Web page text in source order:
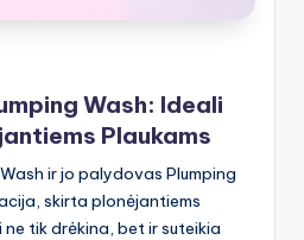
Wash: Ideali
Plaukams
ir jo palydovas Plumping
skirta plonėjantiems
ne tik drėkina, bet ir suteikia